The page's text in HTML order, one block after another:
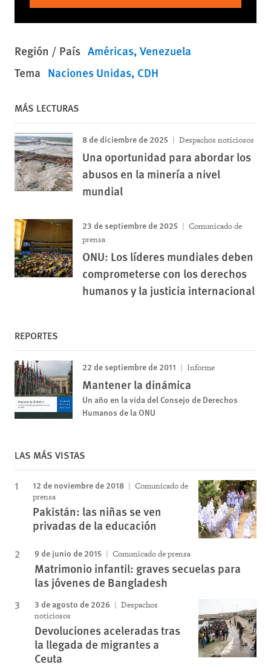
Región / País Américas Venezuela
Tema Naciones Unidas CDH
MÁS LECTURAS
8 de diciembre de 2025 Despachos noticiosos
Una oportunidad para abordar los
abusos en la minería a nivel
mundial
23 de septiembre de 2025
Comunicado de
prensa
ONU: Los líderes mundiales deben
comprometerse con los derechos
humanos y la justicia internacional
REPORTES
22 de septiembre de 2011 Informe
Mantener la dinámica
Un año en la vida del Consejo de Derechos
Humanos de la ONU
LAS MÁS VISTAS
12 de noviembre de 2018
Comunicado de
prensa
Pakistán: las niñas se ven
privadas de la educación
9 de junio de 2015 Comunicado de prensa
Matrimonio infantil: graves secuelas para
las jóvenes de Bangladesh
3 de agosto de 2026
Despachos
noticiosos
Devoluciones aceleradas tras
la llegada de migrantes a
Ceuta